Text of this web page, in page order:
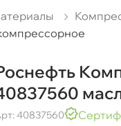
40837560